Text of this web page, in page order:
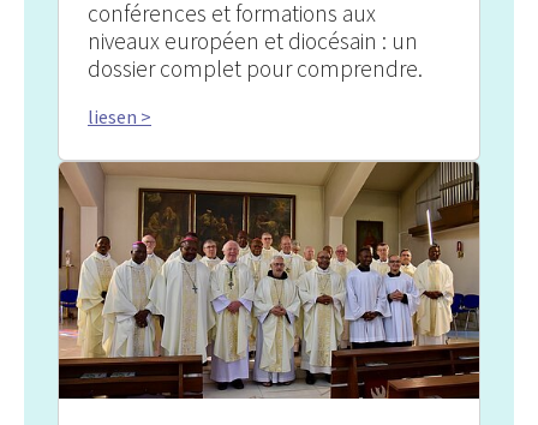
conférences et formations aux
niveaux européen et diocésain : un
dossier complet pour comprendre.
liesen >